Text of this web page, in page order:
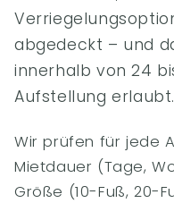
abgedeckt – und
innerhalb von 24
Aufstellung erlaubt.
Wir prüfen für jede
Mietdauer (Tage,
Größe (10-Fuß, 20-